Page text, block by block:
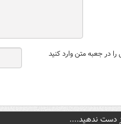
را در جعبه متن وارد کنید
دست ندهید....